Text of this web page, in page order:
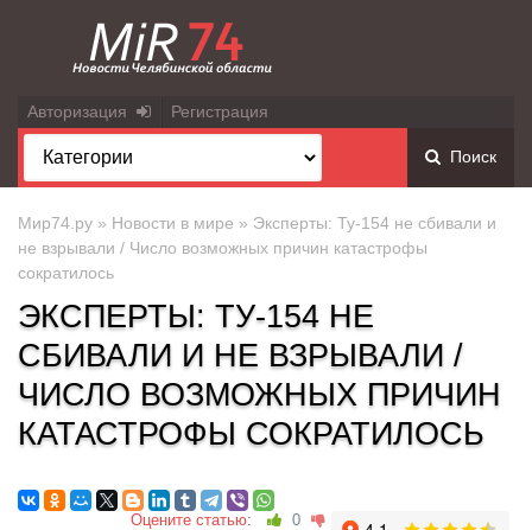
Авторизация Регистрация
Поиск
Мир74.ру » Новости в мире » Эксперты: Ту-154 не сбивали и
не взрывали / Число возможных причин катастрофы
сократилось
ЭКСПЕРТЫ: ТУ-154 НЕ
СБИВАЛИ И НЕ ВЗРЫВАЛИ /
ЧИСЛО ВОЗМОЖНЫХ ПРИЧИН
КАТАСТРОФЫ СОКРАТИЛОСЬ
Оцените статью: 0